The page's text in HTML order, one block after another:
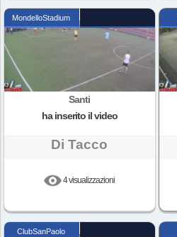
MondelloStadium
Santi
ha inserito il video
Di Tacco
4 visualizzazioni
ClubSanPaolo